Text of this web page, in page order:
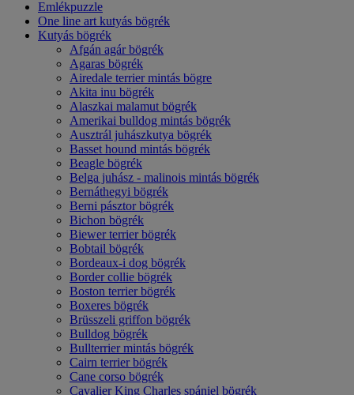
Emlékpuzzle
One line art kutyás bögrék
Kutyás bögrék
Afgán agár bögrék
Agaras bögrék
Airedale terrier mintás bögre
Akita inu bögrék
Alaszkai malamut bögrék
Amerikai bulldog mintás bögrék
Ausztrál juhászkutya bögrék
Basset hound mintás bögrék
Beagle bögrék
Belga juhász - malinois mintás bögrék
Bernáthegyi bögrék
Berni pásztor bögrék
Bichon bögrék
Biewer terrier bögrék
Bobtail bögrék
Bordeaux-i dog bögrék
Border collie bögrék
Boston terrier bögrék
Boxeres bögrék
Brüsszeli griffon bögrék
Bulldog bögrék
Bullterrier mintás bögrék
Cairn terrier bögrék
Cane corso bögrék
Cavalier King Charles spániel bögrék